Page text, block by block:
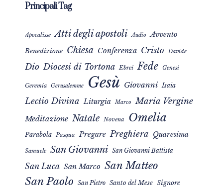
Principali Tag
Apocalisse Atti degli apostoli Audio Avvento
Benedizione Chiesa Conferenza Cristo Davide
Dio Diocesi di Tortona Ebrei Fede Genesi
Geremia Gerusalemme Gesù Giovanni Isaia
Lectio Divina Liturgia Marco Maria Vergine
Meditazione Natale Novena Omelia
Parabola Pasqua Pregare Preghiera Quaresima
Samuele San Giovanni San Giovanni Battista
San Luca San Marco San Matteo
San Paolo San Pietro Santo del Mese Signore